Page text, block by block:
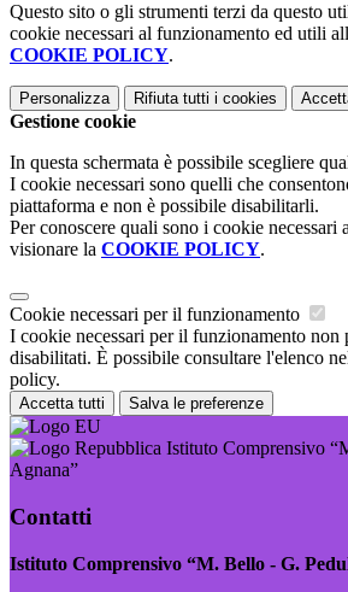
Questo sito o gli strumenti terzi da questo
cookie necessari al funzionamento ed utili
COOKIE POLICY.
Personalizza Rifiuta tutti i cookies
Gestione cookie
In questa schermata è possibile scegliere
I cookie necessari sono quelli che
piattaforma e non è possibile disabilitarli.
Per conoscere quali sono i cookie necessari
visionare la COOKIE POLICY.
Cookie necessari per il funzionamento
I cookie necessari per il funzionamento non
disabilitati. È possibile consultare l'elenco
policy.
Accetta tutti Salva le preferenze
Istituto Comprensivo
Agnana”
Contatti
Istituto Comprensivo “M. Bello - G.